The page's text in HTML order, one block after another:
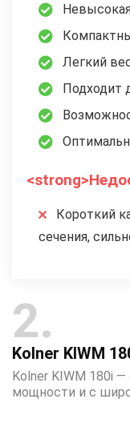
Легкий
Подходит
Короткий
сечения,
2
Kolner KIWM
Kolner KIWM 180i
мощности и с